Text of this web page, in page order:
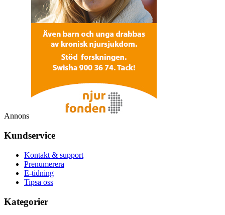
Annons
Kundservice
Kontakt & support
Prenumerera
E-tidning
Tipsa oss
Kategorier